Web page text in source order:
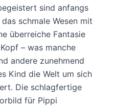
sind anfangs
schmale Wesen mit
überreiche Fantasie
– was manche
andere zunehmend
Kind die Welt um sich
Die schlagfertige
für Pippi